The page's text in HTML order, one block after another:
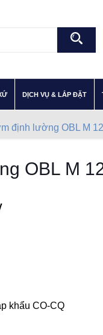
– DỊCH VỤ & LẮP ĐẶT
định lường OBL M
OBL M
khẩu CO-CQ